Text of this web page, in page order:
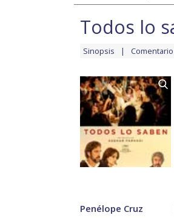
Todos lo
Sinopsis Comentario
Penélope Cruz